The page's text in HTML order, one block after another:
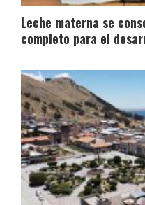
Leche materna se
completo para el